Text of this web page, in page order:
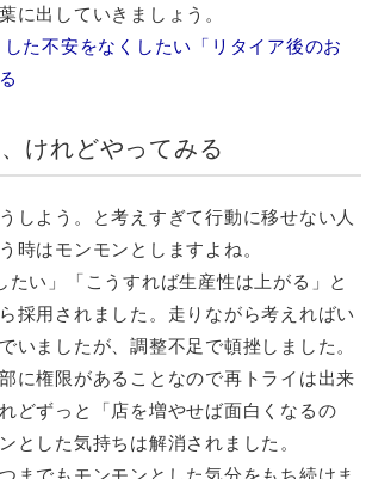
に出していきましょう。
た不安をなくしたい「リタイア後のお
けれどやってみる
しよう。と考えすぎて行動に移せない人
時はモンモンとしますよね。
たい」「こうすれば生産性は上がる」と
採用されました。走りながら考えればい
いましたが、調整不足で頓挫しました。
に権限があることなので再トライは出来
どずっと「店を増やせば面白くなるの
とした気持ちは解消されました。
までもモンモンとした気分をもち続けま